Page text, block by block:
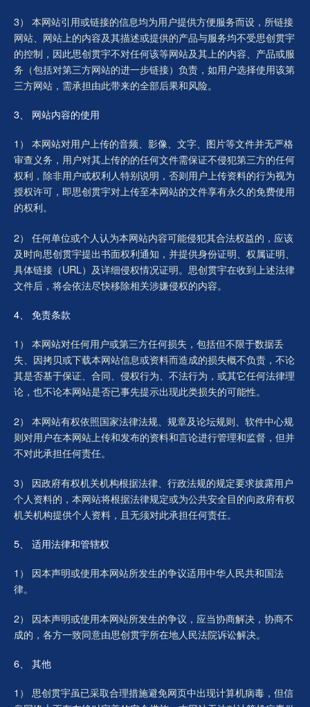
3） 本网站引用或链接的信息均为用户提供方便服务而设，所链接
网站、网站上的内容及其描述或提供的产品与服务均不受思创贯宇
的控制，因此思创贯宇不对任何该等网站及其上的内容、产品或服
务（包括对第三方网站的进一步链接）负责，如用户选择使用该第
三方网站，需承担由此带来的全部后果和风险。
3、 网站内容的使用
1） 本网站对用户上传的音频、影像、文字、图片等文件并无严格
审查义务，用户对其上传的的任何文件需保证不侵犯第三方的任何
权利，除非用户或权利人特别说明，否则用户上传资料的行为视为
授权许可，即思创贯宇对上传至本网站的文件享有永久的免费使用
的权利。
2） 任何单位或个人认为本网站内容可能侵犯其合法权益的，应该
及时向思创贯宇提出书面权利通知，并提供身份证明、权属证明、
具体链接（URL）及详细侵权情况证明。思创贯宇在收到上述法律
文件后，将会依法尽快移除相关涉嫌侵权的内容。
4、 免责条款
1） 本网站对任何用户或第三方任何损失，包括但不限于数据丢
失、因拷贝或下载本网站信息或资料而造成的损失概不负责，不论
其是否基于保证、合同、侵权行为、不法行为，或其它任何法律理
论，也不论本网站是否已事先提示出现此类损失的可能性。
2） 本网站有权依照国家法律法规、规章及论坛规则、软件中心规
则对用户在本网站上传和发布的资料和言论进行管理和监督，但并
不对此承担任何责任。
3） 因政府有权机关机构根据法律、行政法规的规定要求披露用户
个人资料的，本网站将根据法律规定或为公共安全目的向政府有权
机关机构提供个人资料，且无须对此承担任何责任。
5、 适用法律和管辖权
1） 因本声明或使用本网站所发生的争议适用中华人民共和国法
律。
2） 因本声明或使用本网站所发生的争议，应当协商解决，协商不
成的，各方一致同意由思创贯宇所在地人民法院诉讼解决。
6、 其他
1） 思创贯宇虽已采取合理措施避免网页中出现计算机病毒，但信